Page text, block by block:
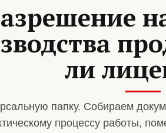
ли
папку. Собираем
процессу работы,